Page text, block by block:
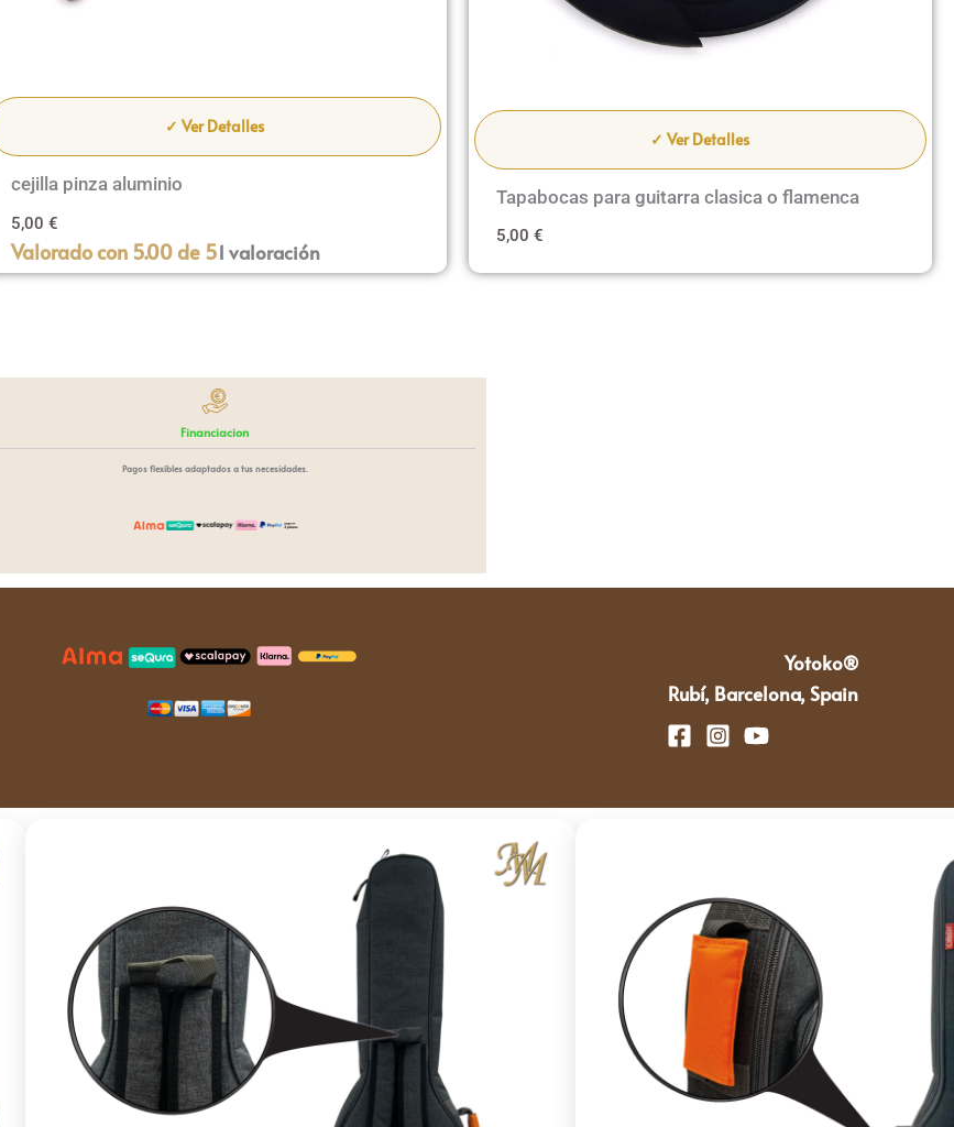
✓ Ver Detalles
cejilla pinza aluminio
5,00 €
Valorado con 5.00de 51 valoración
✓ Ver Detalles
Tapabocas para guitarra clasica o flamenca
5,00€
Financiacion
Pagos flexibles adaptados a tus necesidades.
Yotoko®
Rubí, Barcelona, Spain